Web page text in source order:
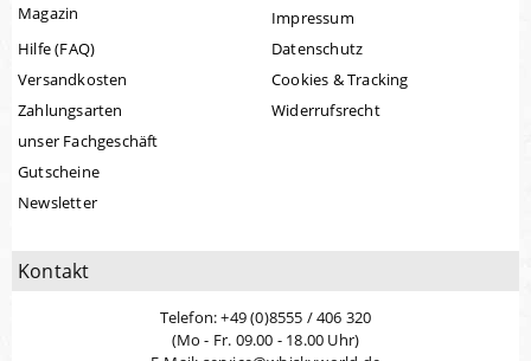
Magazin
Hilfe (FAQ)
Versandkosten
Zahlungsarten
unser Fachgeschäft
Gutscheine
Newsletter
Impressum
Datenschutz
Cookies & Tracking
Widerrufsrecht
Kontakt
Telefon: +49 (0)8555 / 406 320
(Mo - Fr. 09.00 - 18.00 Uhr)